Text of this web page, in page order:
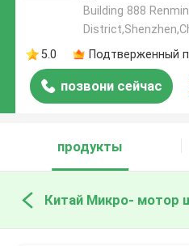
Building 888
5.0
Подтверженный
позвони сейчас
продукты
Китай Микро- мотор